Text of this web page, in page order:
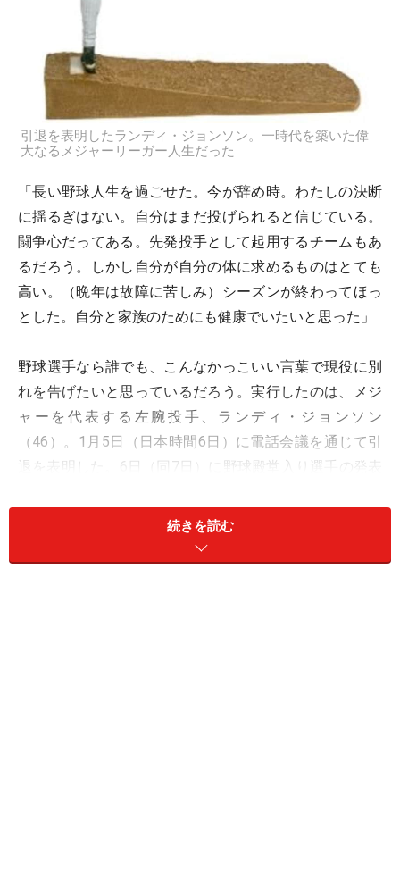
引退を表明したランディ・ジョンソン。一時代を築いた偉
大なるメジャーリーガー人生だった
「長い野球人生を過ごせた。今が辞め時。わたしの決断
に揺るぎはない。自分はまだ投げられると信じている。
闘争心だってある。先発投手として起用するチームもあ
るだろう。しかし自分が自分の体に求めるものはとても
高い。（晩年は故障に苦しみ）シーズンが終わってほっ
とした。自分と家族のためにも健康でいたいと思った」
野球選手なら誰でも、こんなかっこいい言葉で現役に別
れを告げたいと思っているだろう。実行したのは、メジ
ャーを代表する左腕投手、ランディ・ジョンソン
（46）。1月5日（日本時間6日）に電話会議を通じて引
退を表明した。6日（同7日）に野球殿堂入り選手の発表
前に、しかも電話での会見となった。
名門・南カリフォルニア大からエクスポズに入団。マリ
続きを読む